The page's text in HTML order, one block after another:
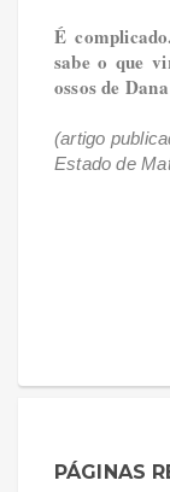
É
sabe o que
ossos de
(artigo
Estado de
PÁGINAS